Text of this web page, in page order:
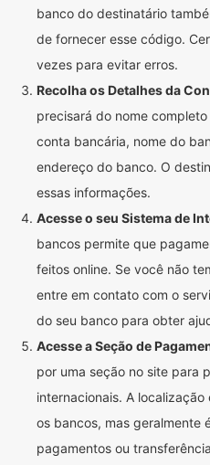
banco do destinatário
de fornecer esse código.
vezes para evitar erros.
Recolha os Detalhes da
precisará do nome
conta bancária, nome do
endereço do banco. O
essas informações.
Acesse o seu Sistema de
bancos permite que
feitos online. Se você não
entre em contato com o
do seu banco para obter
Acesse a Seção de
por uma seção no site para
internacionais. A
os bancos, mas geralmente
pagamentos ou